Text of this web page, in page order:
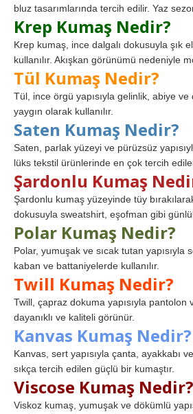
bluz tasarımlarında tercih edilir. Yaz
Krep Kumaş Nedir?
Krep kumaş, ince dalgalı dokusuyla şık
kullanılır. Akışkan görünümü nedeniyle
Tül Kumaş Nedir?
Tül, ince örgü yapısıyla gelinlik, abiye
yaygın olarak kullanılır.
Saten Kumaş Nedir?
Saten, parlak yüzeyi ve pürüzsüz
lüks tekstil ürünlerinde en çok tercih
Şardonlu Kumaş
Şardonlu kumaş yüzeyinde tüy
dokusuyla sweatshirt, eşofman gibi
Polar Kumaş Nedir?
Polar, yumuşak ve sıcak tutan yapısıyla
kaban ve battaniyelerde kullanılır.
Twill Kumaş Nedir?
Twill, çapraz dokuma yapısıyla pantolon
dayanıklı ve kaliteli görünür.
Kanvas Kumaş Nedir?
Kanvas, sert yapısıyla çanta, ayakkabı
sıkça tercih edilen güçlü bir kumaştır.
Viscose Kumaş Nedir?
Viskoz kumaş, yumuşak ve dökümlü